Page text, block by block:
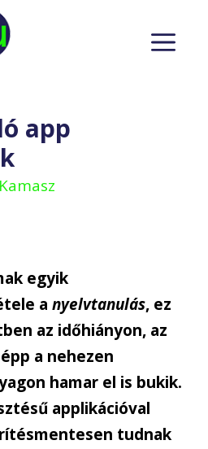
app
Kamasz
egyik
a nyelvtanulás, ez
az időhiányon, az
a nehezen
hamar el is bukik.
applikációval
tudnak